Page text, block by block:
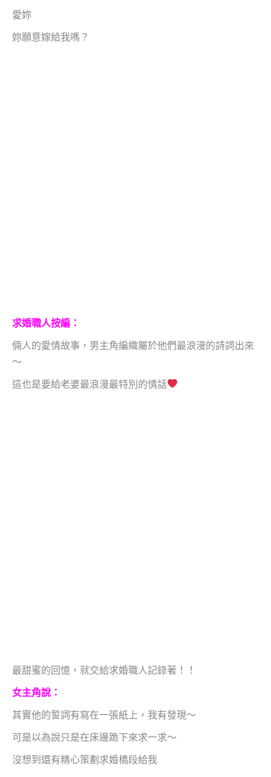
愛妳
妳願意嫁給我嗎？
求婚職人按編：
倆人的愛情故事，男主角編織屬於他們最浪漫的詩詞出來
～
這也是要給老婆最浪漫最特別的情話
最甜蜜的回憶，就交給求婚職人記錄著！！
女主角說：
其實他的誓詞有寫在一張紙上，我有發現～
可是以為說只是在床邊跪下來求一求～
沒想到還有精心策劃求婚橋段給我